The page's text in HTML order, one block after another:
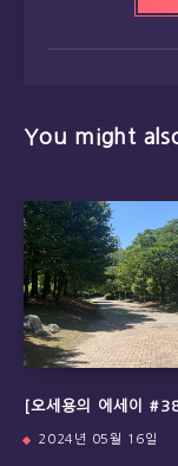
You might
[오세용의 에세이
2024년 05월 16일